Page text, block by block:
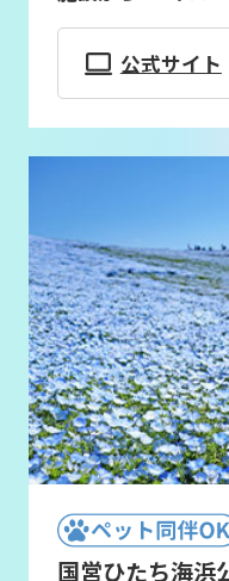
公式サイト
国営ひたち海浜